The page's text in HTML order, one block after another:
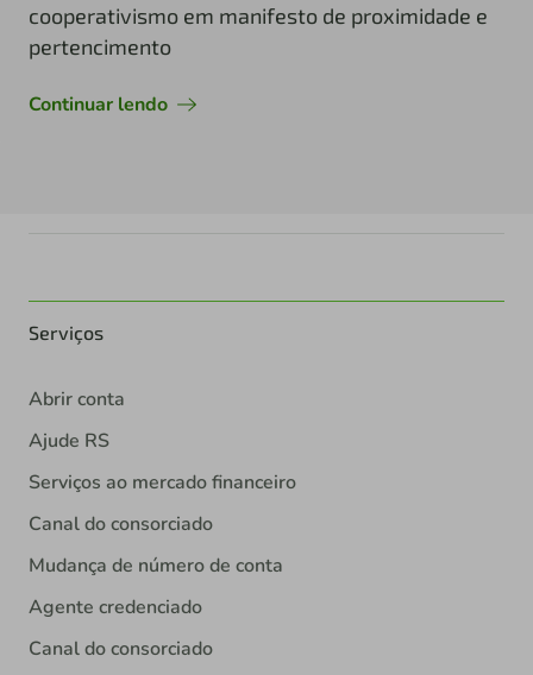
cooperativismo em manifesto de proximidade e
pertencimento
Continuar lendo
Serviços
Abrir conta
Ajude RS
Serviços ao mercado financeiro
Canal do consorciado
Mudança de número de conta
Agente credenciado
Canal do consorciado